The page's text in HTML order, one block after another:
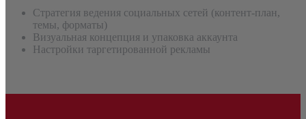
Стратегия ведения социальных сетей (контент-план,
темы, форматы)
Визуальная концепция и упаковка аккаунта
Настройки таргетированной рекламы